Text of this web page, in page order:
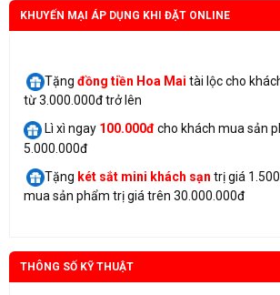
KHUYẾN MẠI ÁP DỤNG KHI ĐẶT ONLINE
Tặng đồng tiền Hoa Mai tài lộc cho
từ 3.000.000đ trở lên
Lì xì ngay 100.000đcho khách mua sản
5.000.000đ
Tặng két sắt mini khách sạn trị giá
mua sản phẩm trị giá trên 30.000.000đ
THÔNG SỐ KỸ THUẬT